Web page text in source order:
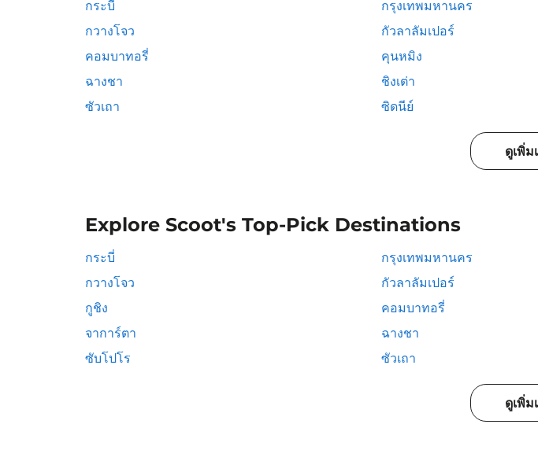
กระบี่ กรุงเทพมหานคร
กวางโจว
กัวลาลัมเปอร์
คอมบาทอรี่
คุนหมิง
ฉางชา
ชิงเต่า
ซัวเถา
ซิดนีย์
ดูเพิ่ม
Explore Scoot's Top-Pick Destinations
กระบี่ กรุงเทพมหานคร
กวางโจว
กัวลาลัมเปอร์
กูชิง
คอมบาทอรี่
จาการ์ตา
ฉางชา
ซับโปโร
ซัวเถา
ดูเพิ่ม